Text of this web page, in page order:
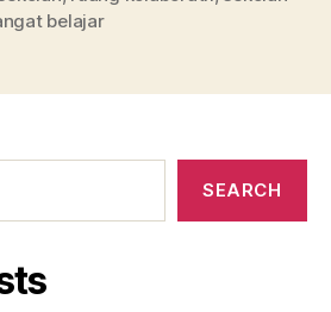
belajar
SEARCH